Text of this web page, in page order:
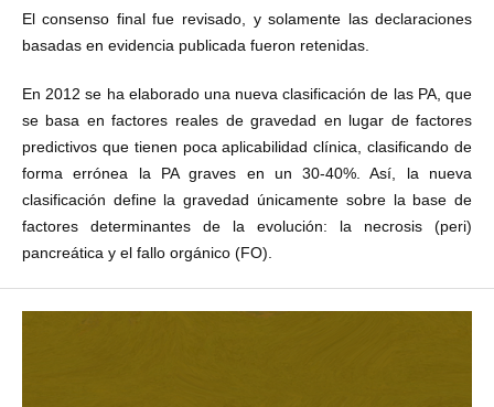
El consenso final fue revisado, y solamente las declaraciones
basadas en evidencia publicada fueron retenidas.
En 2012 se ha elaborado una nueva clasificación de las PA, que
se basa en factores reales de gravedad en lugar de factores
predictivos que tienen poca aplicabilidad clínica, clasificando de
forma errónea la PA graves en un 30-40%. Así, la nueva
clasificación define la gravedad únicamente sobre la base de
factores determinantes de la evolución: la necrosis (peri)
pancreática y el fallo orgánico (FO).